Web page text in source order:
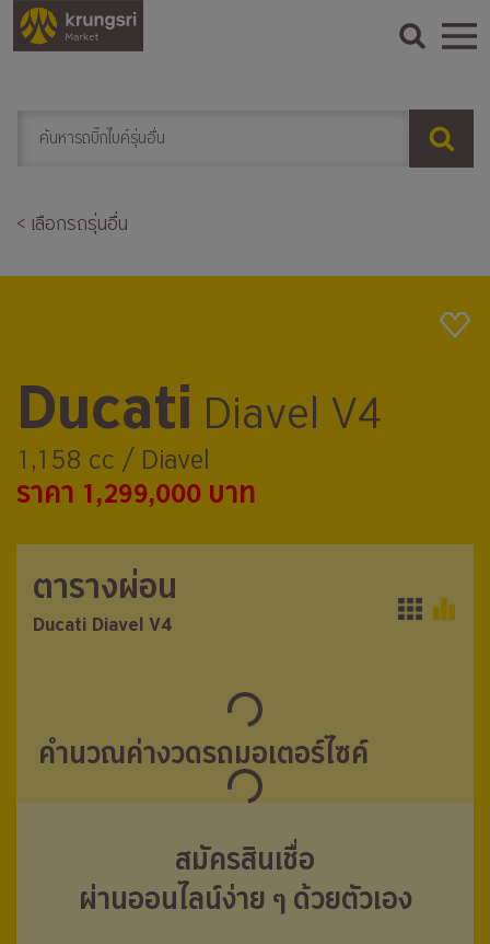
< เลือกรถรุ่นอื่น
Ducati Diavel V4
1,158 cc / Diavel
ราคา 1,299,000 บาท
ตารางผ่อน
Ducati Diavel V4
ตารางผ่อน
Ducati Diavel V4
คำนวณค่างวดรถมอเตอร์ไซค์
สมัครสินเชื่อ
ผ่านออนไลน์ง่าย ๆ ด้วยตัวเอง